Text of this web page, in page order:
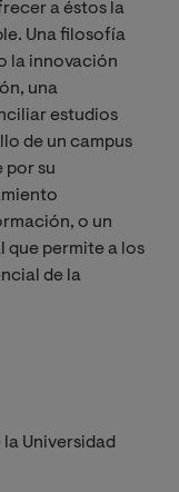
a éstos la
Una filosofía
la innovación
una
estudios
de un campus
por su
o un
permite a los
de la
Universidad